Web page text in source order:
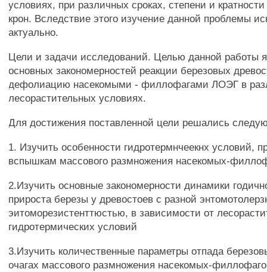
условиях, при различных сроках, степени и
крон. Вследствие этого изучение данной проблемы
актуально.
Цели и задачи исследований. Целью данной работы
основных закономерностей реакции березовых
дефолиацию насекомыми - филлофагами ЛОЭГ в
лесорастительных условиях.
Для достижения поставленной цели решались
1. Изучить особенности гидротермнчеекнх условий,
вспышкам массового размножения насекомых-
2.Изучить основные закономерности динамики
прироста березы у древостоев с разной
эитоморезистенттюстью, в зависимости от
гидротермических условий
3.Изучить количественные параметры отпада
очагах массового размножения насекомых-